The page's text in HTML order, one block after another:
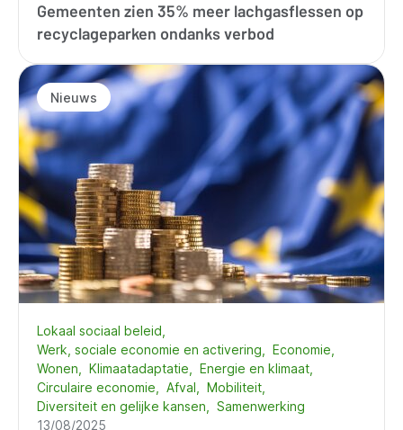
Gemeenten zien 35% meer lachgasflessen op
recyclageparken ondanks verbod
Nieuws
Lokaal sociaal beleid
Werk, sociale economie en activering
Economie
Wonen
Klimaatadaptatie
Energie en klimaat
Circulaire economie
Afval
Mobiliteit
Diversiteit en gelijke kansen
Samenwerking
13/08/2025